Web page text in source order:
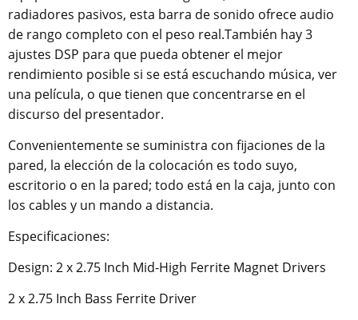
radiadores pasivos, esta barra de sonido ofrece audio
de rango completo con el peso real.También hay 3
ajustes DSP para que pueda obtener el mejor
rendimiento posible si se está escuchando música, ver
una película, o que tienen que concentrarse en el
discurso del presentador.
Convenientemente se suministra con fijaciones de la
pared, la elección de la colocación es todo suyo,
escritorio o en la pared; todo está en la caja, junto con
los cables y un mando a distancia.
Especificaciones:
Design: 2 x 2.75 Inch Mid-High Ferrite Magnet Drivers
2 x 2.75 Inch Bass Ferrite Driver